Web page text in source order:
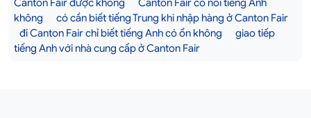
Canton Fair được không
Canton Fair có nói tiếng Anh
không
có cần biết tiếng Trung khi nhập hàng ở Canton Fair
đi Canton Fair chỉ biết tiếng Anh có ổn không
giao tiếp
tiếng Anh với nhà cung cấp ở Canton Fair